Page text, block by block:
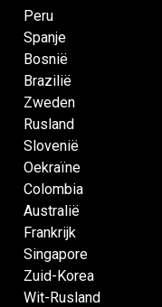
Peru
Spanje
Bosnië
Brazilië
Zweden
Rusland
Slovenië
Oekraïne
Colombia
Australië
Frankrijk
Singapore
Zuid-Korea
Wit-Rusland